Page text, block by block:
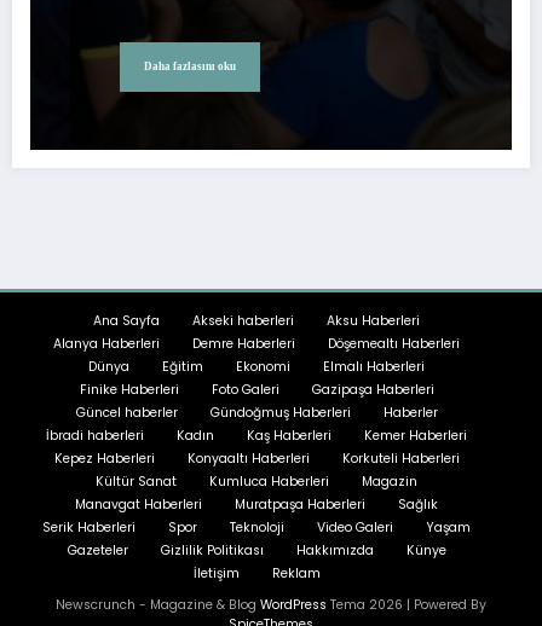
Daha fazlasını oku
Ana Sayfa Akseki haberleri
Aksu Haberleri
Alanya Haberleri
Demre Haberleri
Döşemealtı Haberleri
Dünya
Eğitim Ekonomi
Elmalı Haberleri
Finike Haberleri
Foto Galeri
Gazipaşa Haberleri
Güncel haberler
Gündoğmuş Haberleri
Haberler
İbradi haberleri
Kadın Kaş Haberleri
Kemer Haberleri
Kepez Haberleri
Konyaaltı Haberleri
Korkuteli Haberleri
Kültür Sanat
Kumluca Haberleri
Magazin
Manavgat Haberleri
Muratpaşa Haberleri
Sağlık
Serik Haberleri
Spor Teknoloji Video Galeri
Yaşam
Gazeteler
Gizlilik Politikası Hakkımızda
Künye
İletişim
Reklam
Newscrunch - Magazine & Blog WordPress Tema 2026 | Powered By